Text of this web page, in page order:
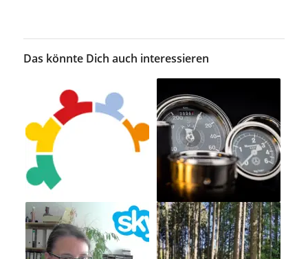
Das könnte Dich auch interessieren